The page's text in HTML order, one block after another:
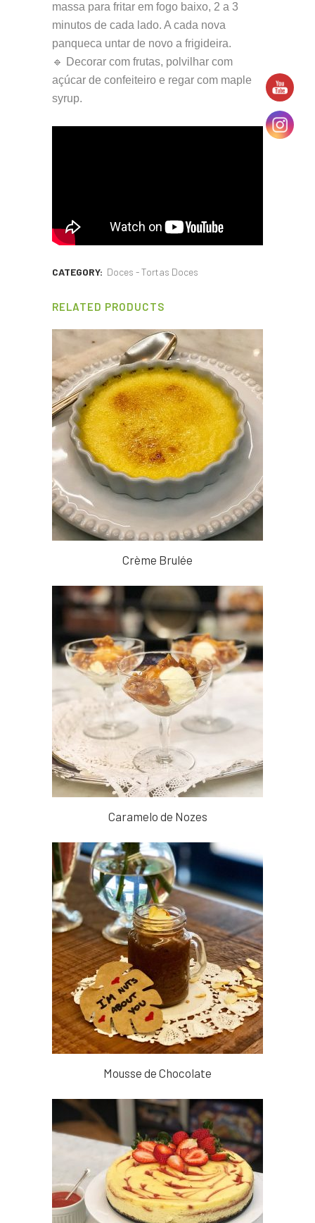
massa para fritar em fogo baixo, 2 a 3
minutos de cada lado. A cada nova
panqueca untar de novo a frigideira.
🔹 Decorar com frutas, polvilhar com
açúcar de confeiteiro e regar com maple
syrup.
CATEGORY: Doces - Tortas Doces
RELATED PRODUCTS
Crème Brulée
Caramelo de Nozes
Mousse de Chocolate